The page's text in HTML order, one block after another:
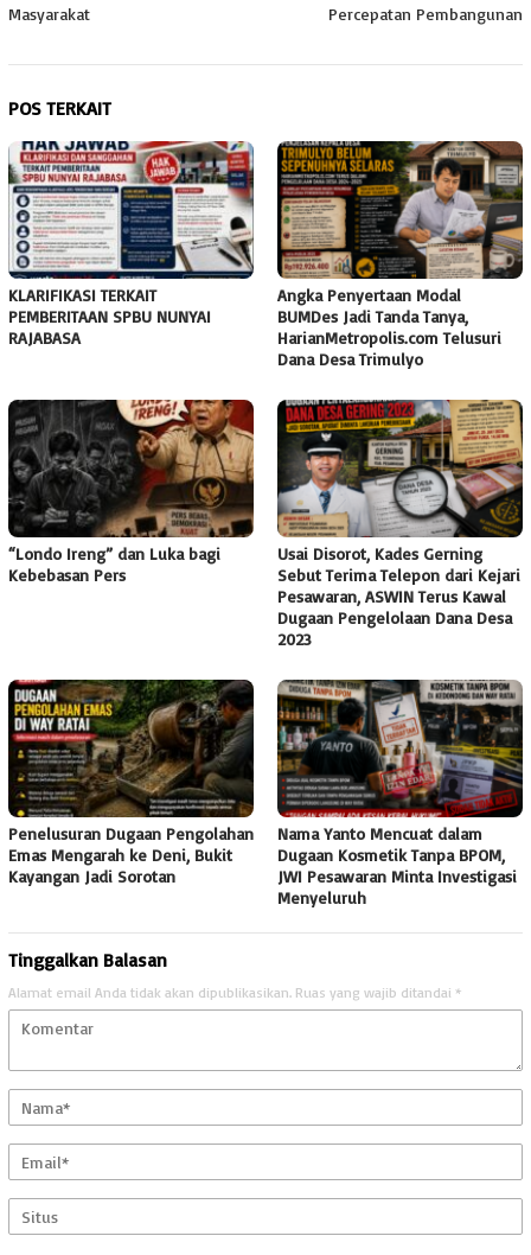
Masyarakat
Percepatan Pembangunan
POS TERKAIT
KLARIFIKASI TERKAIT
PEMBERITAAN SPBU NUNYAI
RAJABASA
Angka Penyertaan Modal
BUMDes Jadi Tanda Tanya,
HarianMetropolis.com Telusuri
Dana Desa Trimulyo
“Londo Ireng” dan Luka bagi
Kebebasan Pers
Usai Disorot, Kades Gerning
Sebut Terima Telepon dari Kejari
Pesawaran, ASWIN Terus Kawal
Dugaan Pengelolaan Dana Desa
2023
Penelusuran Dugaan Pengolahan
Emas Mengarah ke Deni, Bukit
Kayangan Jadi Sorotan
Nama Yanto Mencuat dalam
Dugaan Kosmetik Tanpa BPOM,
JWI Pesawaran Minta Investigasi
Menyeluruh
Tinggalkan Balasan
Alamat email Anda tidak akan dipublikasikan. Ruas yang wajib ditandai *